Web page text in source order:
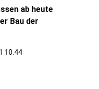
ab heute
Bau der
10:44